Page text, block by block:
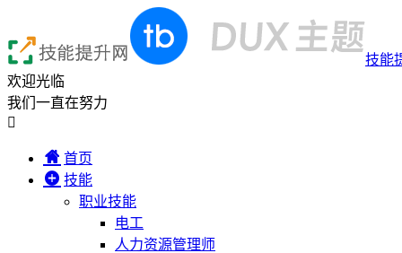
技能
欢迎光临
我们一直在努力

首页
技能
职业技能
电工
人力资源管理师